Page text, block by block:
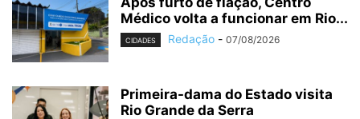
Médico volta a funcionar em Rio...
CIDADES Redação - 07/08/2026
Primeira-dama do Estado visita
Rio Grande da Serra